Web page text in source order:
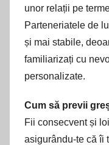
unor relații pe
Parteneriatele de
și mai stabile,
familiarizați cu
personalizate.
Cum să previi
Fii consecvent și
asigurându-te că îi